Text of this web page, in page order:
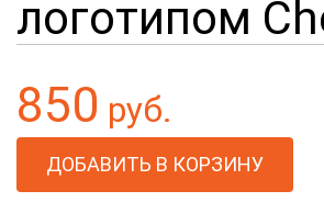
логотипом
850 руб.